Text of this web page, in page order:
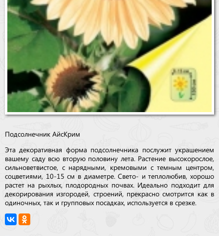
Подсолнечник Айс Крим
Эта декоративная форма подсолнечника послужит украшением
вашему саду всю вторую половину лета. Растение высокорослое,
сильноветвистое, с нарядными, кремовыми с темным центром,
соцветиями, 10-15 см в диаметре. Свето- и теплолюбив, хорошо
растет на рыхлых, плодородных почвах. Идеально подходит для
декорирования изгородей, строений, прекрасно смотрится как в
одиночных, так и групповых посадках, используется в срезке.